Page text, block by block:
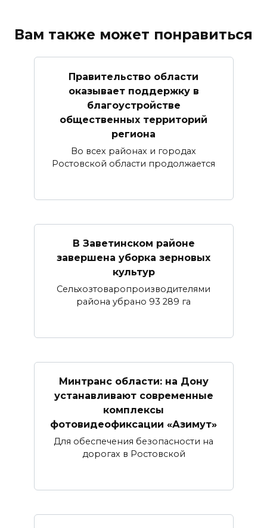
Вам также может понравиться
Правительство области
оказывает поддержку в
благоустройстве
общественных территорий
региона
Во всех районах и городах
Ростовской области продолжается
В Заветинском районе
завершена уборка зерновых
культур
Сельхозтоваропроизводителями
района убрано 93 289 га
Минтранс области: на Дону
устанавливают современные
комплексы
фотовидеофиксации «Азимут»
Для обеспечения безопасности на
дорогах в Ростовской